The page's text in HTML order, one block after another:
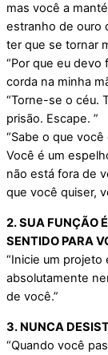
mas você a
estranho de ouro
ter que se tornar
“Por que eu
corda na minha
“Torne-se o céu.
prisão. Escape. ”
“Sabe o que
Você é um
não está fora de
que você quiser,
2. SUA FUNÇÃO
SENTIDO PARA
“Inicie um
absolutamente
de você.”
3. NUNCA
“Quando você